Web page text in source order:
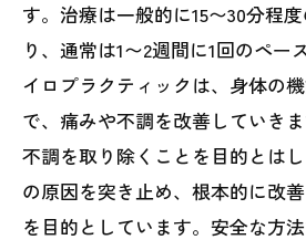
す。治療は一般的に15〜30分程
り、通常は1〜2週間に1回のペー
イロプラクティックは、身体の
で、痛みや不調を改善していき
不調を取り除くことを目的とは
の原因を突き止め、根本的に改
を目的としています。安全な方